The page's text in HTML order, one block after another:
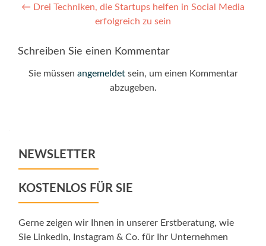
Post
navigation
← Drei Techniken, die Startups helfen in Social Media
erfolgreich zu sein
Schreiben Sie einen Kommentar
Sie müssen angemeldetsein, um einen Kommentar
abzugeben.
NEWSLETTER
KOSTENLOS FÜR SIE
Gerne zeigen wir Ihnen in unserer Erstberatung, wie
Sie LinkedIn, Instagram & Co. für Ihr Unternehmen